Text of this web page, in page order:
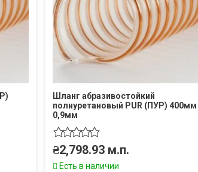
Шланг абразивостойкий
полиуретановый PUR (ПУР) 400мм
0,9мм
₴2,798.93 м.п.
Есть в наличии